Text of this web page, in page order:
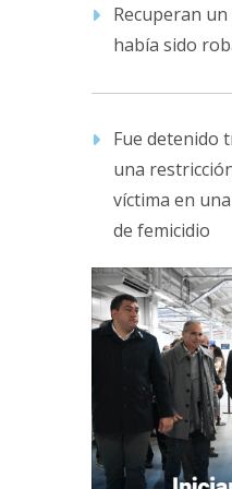
Recuperan
había sido
Fue detenido
una
víctima en
de femicidio